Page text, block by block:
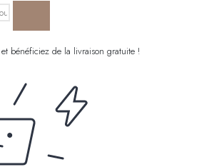
bénéficiez de la livraison gratuite !